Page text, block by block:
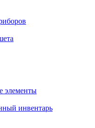
элементы
инвентарь